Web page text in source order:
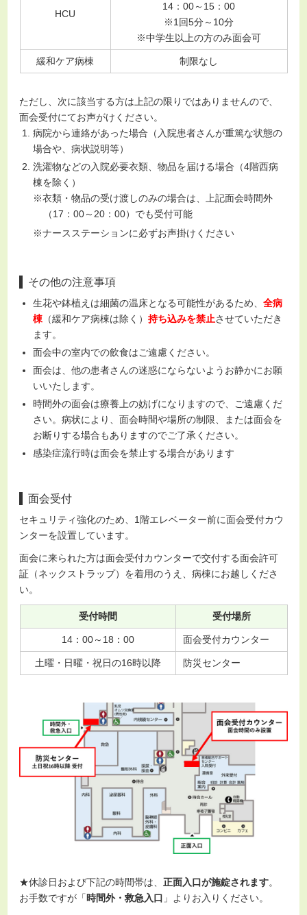
HCU
14：00～15：00
※1回5分～10分
※中学生以上の方のみ面会可
緩和ケア病棟 制限なし
ただし、次に該当する方は上記の限りではありませんので、
面会受付にてお声がけください。
病院から連絡があった場合（入院患者さんが重篤な状態の
場合や、病状説明等）
洗濯物などの入院必要衣類、物品を届ける場合（4階西病
棟を除く）
※衣類・物品の受け渡しのみの場合は、上記面会時間外
（17：00～20：00）でも受付可能
※ナースステーションに必ずお声掛けください
その他の注意事項
生花や鉢植えは細菌の温床となる可能性があるため、全病
棟 （緩和ケア病棟は除く）持ち込みを禁止させていただき
ます。
面会中の室内での飲食はご遠慮ください。
面会は、他の患者さんの迷惑にならないようお静かにお願
いいたします。
時間外の面会は療養上の妨げになりますので、ご遠慮くだ
さい。病状により、面会時間や場所の制限、または面会を
お断りする場合もありますのでご了承ください。
感染症流行時は面会を禁止する場合があります
面会受付
セキュリティ強化のため、1階エレベーター前に面会受付カウ
ンターを設置しています。
面会に来られた方は面会受付カウンターで交付する面会許可
証（ネックストラップ）を着用のうえ、病棟にお越しくださ
い。
受付時間 受付場所
14：00～18：00 面会受付カウンター
土曜・日曜・祝日の16時以降 防災センター
★休診日および下記の時間帯は、正面入口が施錠されます。
お手数ですが「時間外・救急入口 」よりお入りください。